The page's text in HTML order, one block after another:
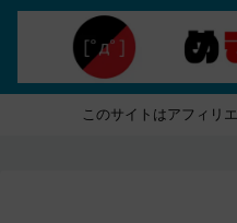
このサイトはアフィリ